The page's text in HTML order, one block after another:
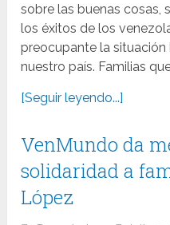
sobre las buenas cosas,
los éxitos de los
preocupante la situación
nuestro país. Familias
[Seguir leyendo...]
VenMundo da
solidaridad a
López